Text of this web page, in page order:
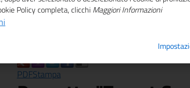
Canada"
PDFStampa
Policy completa, clicchi Maggiori Informazioni